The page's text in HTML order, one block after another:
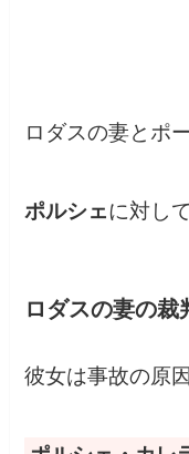
ロダスの妻とポ
ポルシェに対し
ロダスの妻の裁
彼女は事故の原